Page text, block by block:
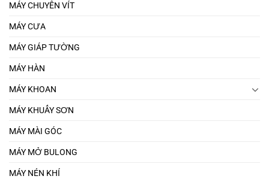
MÁY CHUYÊN VÍT
MÁY CƯA
MÁY GIÁP TƯỜNG
MÁY HÀN
MÁY KHOAN
MÁY KHUẤY SƠN
MÁY MÀI GÓC
MÁY MỞ BULONG
MÁY NÉN KHÍ